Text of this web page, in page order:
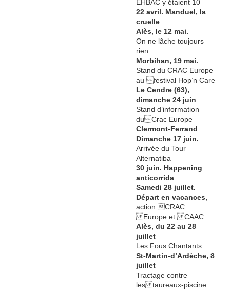
EHBAC y étaient 10
22 avril. Manduel, la
cruelle
Alès, le 12 mai.
On ne lâche toujours
rien
Morbihan, 19 mai.
Stand du CRAC Europe
au festival Hop’n Care
Le Cendre (63),
dimanche 24 juin
Stand d’information
duCrac Europe
Clermont-Ferrand
Dimanche 17 juin.
Arrivée du Tour
Alternatiba
30 juin. Happening
anticorrida
Samedi 28 juillet.
Départ en vacances,
action CRAC
Europe et CAAC
Alès, du 22 au 28
juillet
Les Fous Chantants
St-Martin-d’Ardèche, 8
juillet
Tractage contre
lestaureaux-piscine